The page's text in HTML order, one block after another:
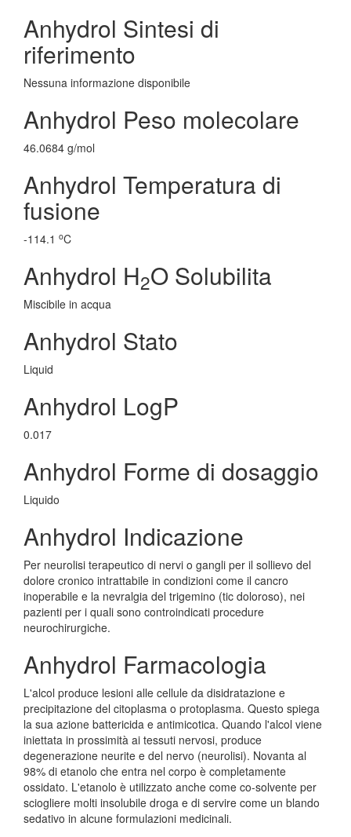
Anhydrol Sintesi di
riferimento
Nessuna informazione disponibile
Anhydrol Peso molecolare
46.0684 g/mol
Anhydrol Temperatura di
fusione
-114.1 oC
Anhydrol H2O Solubilita
Miscibile in acqua
Anhydrol Stato
Liquid
Anhydrol LogP
0.017
Anhydrol Forme di dosaggio
Liquido
Anhydrol Indicazione
Per neurolisi terapeutico di nervi o gangli per il sollievo del
dolore cronico intrattabile in condizioni come il cancro
inoperabile e la nevralgia del trigemino (tic doloroso), nei
pazienti per i quali sono controindicati procedure
neurochirurgiche.
Anhydrol Farmacologia
L'alcol produce lesioni alle cellule da disidratazione e
precipitazione del citoplasma o protoplasma. Questo spiega
la sua azione battericida e antimicotica. Quando l'alcol viene
iniettata in prossimità ai tessuti nervosi, produce
degenerazione neurite e del nervo (neurolisi). Novanta al
98% di etanolo che entra nel corpo è completamente
ossidato. L'etanolo è utilizzato anche come co-solvente per
sciogliere molti insolubile droga e di servire come un blando
sedativo in alcune formulazioni medicinali.